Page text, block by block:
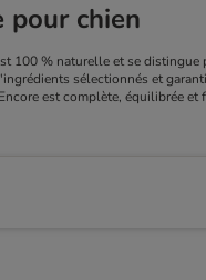
pour chien
100 % naturelle et se distingue
sélectionnés et
est complète, équilibrée et